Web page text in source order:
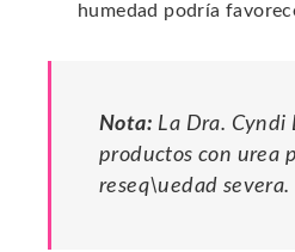
humedad podría
Nota: La Dra. Cyndi
productos con urea
reseq\uedad severa.